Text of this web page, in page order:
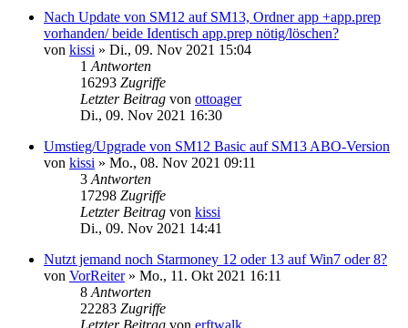
Nach Update von SM12 auf SM13, Ordner app +app.prep
vorhanden/ beide Identisch app.prep nötig/löschen?
von kissi » Di., 09. Nov 2021 15:04
1 Antworten
16293 Zugriffe
Letzter Beitrag von ottoager
Di., 09. Nov 2021 16:30
Umstieg/Upgrade von SM12 Basic auf SM13 ABO-Version
von kissi » Mo., 08. Nov 2021 09:11
3 Antworten
17298 Zugriffe
Letzter Beitrag von kissi
Di., 09. Nov 2021 14:41
Nutzt jemand noch Starmoney 12 oder 13 auf Win7 oder 8?
von VorReiter» Mo., 11. Okt 2021 16:11
8 Antworten
22283 Zugriffe
Letzter Beitrag von erftwalk